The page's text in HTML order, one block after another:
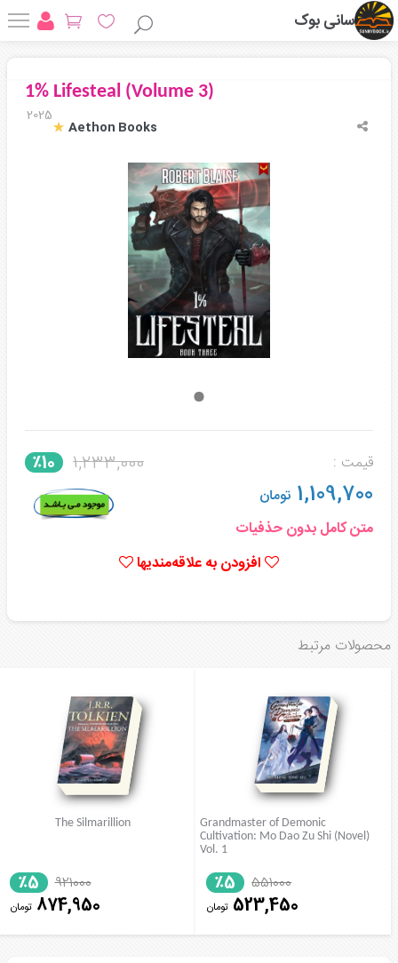
سانی بوک
1% Lifesteal (Volume 3)
2025
Aethon Books
قیمت : 1,233,000 ٪10
1,109,700 تومان
متن کامل بدون حذفیات
افزودن به علاقه‌مندیها
محصولات مرتبط
Grandmaster of Demonic
Cultivation: Mo Dao Zu Shi (Novel)
Vol. 1
551000
٪5
523,450 تومان
The Silmarillion
921000
٪5
874,950 تومان